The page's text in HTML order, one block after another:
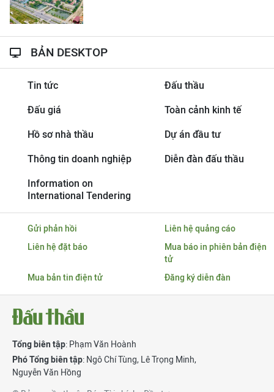
BẢN DESKTOP
Tin tức Đấu thầu
Đấu giá Toàn cảnh kinh tế
Hồ sơ nhà thầu Dự án đầu tư
Thông tin doanh nghiệp Diễn đàn đấu thầu
Information on
International Tendering
Gửi phản hồi
Liên hệ quảng cáo
Liên hệ đặt báo
Mua báo in phiên bản điện
tử
Mua bản tin điện tử
Đăng ký diễn đàn
Tổng biên tập: Phạm Văn Hoành
Phó Tổng biên tập: Ngô Chí Tùng, Lê Trọng Minh,
Nguyễn Văn Hồng